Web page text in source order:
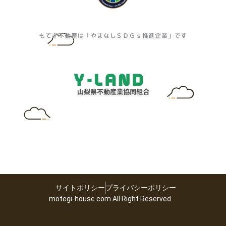
もてぎ不動産は「やまなしＳＤＧｓ推進企業」です
サイトポリシープライバシーポリシー
motegi-house.com All Right Reserved.